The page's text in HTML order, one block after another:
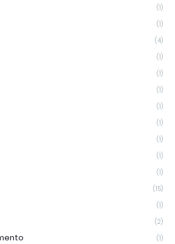
(1)
(1)
(4)
(1)
(1)
(1)
(1)
(1)
(1)
(1)
(1)
(15)
(1)
(2)
(1)